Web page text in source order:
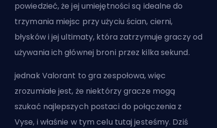
powiedzieć, że jej umiejętności są idealne do
trzymania miejsc przy użyciu ścian, cierni,
błysków i jej ultimaty, która zatrzymuje graczy od
używania ich głównej broni przez kilka sekund.
jednak Valorant to gra zespołowa, więc
zrozumiałe jest, że niektórzy gracze mogą
szukać najlepszych postaci do połączenia z
Vyse, i właśnie w tym celu tutaj jesteśmy. Dziś